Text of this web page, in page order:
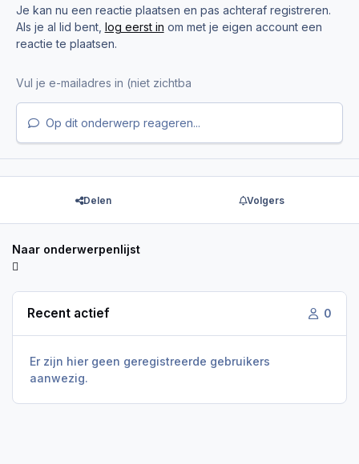
Je kan nu een reactie plaatsen en pas achteraf registreren.
Als je al lid bent, log eerst in om met je eigen account een
reactie te plaatsen.
Op dit onderwerp reageren...
Delen Volgers
Naar onderwerpenlijst
Recent actief 0
Er zijn hier geen geregistreerde gebruikers
aanwezig.